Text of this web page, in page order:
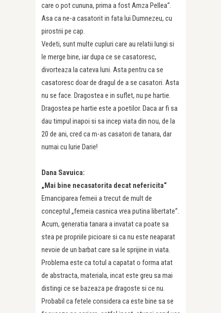
care o pot cununa, prima a fost Amza Pellea“.
Asa ca ne-a casatorit in fata lui Dumnezeu, cu
pirostrii pe cap.
Vedeti, sunt multe cupluri care au relatii lungi si
le merge bine, iar dupa ce se casatoresc,
divorteaza la cateva luni. Asta pentru ca se
casatoresc doar de dragul de a se casatori. Asta
nu se face. Dragostea e in suflet, nu pe hartie.
Dragostea pe hartie este a poetilor. Daca ar fi sa
dau timpul inapoi si sa incep viata din nou, de la
20 de ani, cred ca m-as casatori de tanara, dar
numai cu Iurie Darie!
Dana Savuica:
„Mai bine necasatorita decat nefericita“
Emanciparea femeii a trecut de mult de
conceptul „femeia casnica vrea putina libertate“.
Acum, generatia tanara a invatat ca poate sa
stea pe propriile picioare si ca nu este neaparat
nevoie de un barbat care sa le sprijine in viata.
Problema este ca totul a capatat o forma atat
de abstracta, materiala, incat este greu sa mai
distingi ce se bazeaza pe dragoste si ce nu.
Probabil ca fetele considera ca este bine sa se